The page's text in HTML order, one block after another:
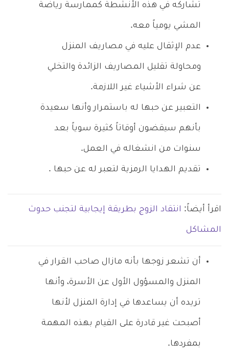
تشاركه في هذه الأنشطة كممارسة رياضة
المشي يومياً معه.
عدم الإثقال عليه في مصاريف المنزل
ومحاولة تقليل المصاريف الزائدة والتخلي
عن شراء الأشياء غير اللازمة.
التعبير عن حبها له باستمرار وأنها سعيدة
بأنهم سيقضون أوقاتاً كثيرة سوياً بعد
سنوات من انشغاله في العمل.
تقديم الهدايا الرمزية لتعبر له عن حبها .
اقرأ أيضاً: انتقاد الزوج بطريقة إيجابية لتجنب حدوث
المشاكل
أن تشعر زوجها بأنه مازال صاحب القرار في
المنزل والمسؤول الأول عن الأسرة، وأنها
تريده أن يساعدها في إدارة المنزل لأنها
أصبحت غير قادرة على القيام بهذه المهمة
بمفردها.